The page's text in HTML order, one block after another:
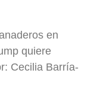
en
quiere
Cecilia Barría-